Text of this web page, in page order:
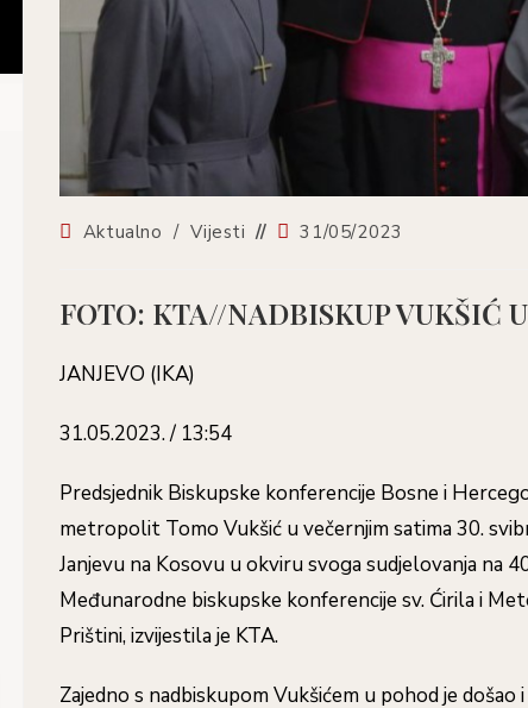
Aktualno / Vijesti 31/05/2023
FOTO: KTA//NADBISKUP VUKŠIĆ
JANJEVO (IKA)
31.05.2023. / 13:54
Predsjednik Biskupske konferencije Bosne i
metropolit Tomo Vukšić u večernjim satima 30.
Janjevu na Kosovu u okviru svoga sudjelovanja na
Međunarodne biskupske konferencije sv. Ćirila i
Prištini, izvijestila je KTA.
Zajedno s nadbiskupom Vukšićem u pohod je došao